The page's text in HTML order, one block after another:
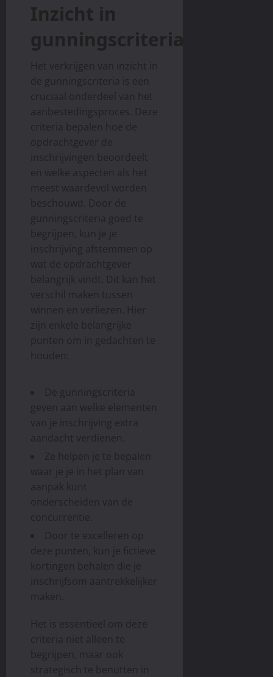
Inzicht in
gunningscriteria
Het verkrijgen van inzicht in
de gunningscriteria is een
cruciaal onderdeel van het
aanbestedingsproces. Deze
criteria bepalen hoe de
opdrachtgever de
inschrijvingen beoordeelt
en welke aspecten als het
meest waardevol worden
beschouwd. Door de
gunningscriteria goed te
begrijpen, kun je je
inschrijving afstemmen op
wat de opdrachtgever
belangrijk vindt. Dit kan het
verschil maken tussen
winnen en verliezen. Hier
zijn enkele belangrijke
punten om in gedachten te
houden:
De gunningscriteria
geven aan welke elementen
van je inschrijving extra
aandacht verdienen.
Ze helpen je te bepalen
waar je je in het plan van
aanpak kunt
onderscheiden van de
concurrentie.
Door te excelleren op
deze punten, kun je fictieve
kortingen behalen die je
inschrijfsom aantrekkelijker
maken.
Het is essentieel om deze
criteria niet alleen te
begrijpen, maar ook
strategisch te benutten in